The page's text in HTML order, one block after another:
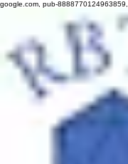
google.com, pub-